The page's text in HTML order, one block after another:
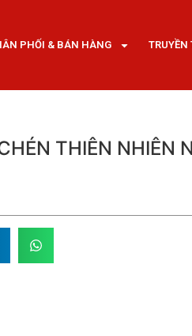
PHỐI & BÁN HÀNG TRUYỀN
THIÊN NHIÊN